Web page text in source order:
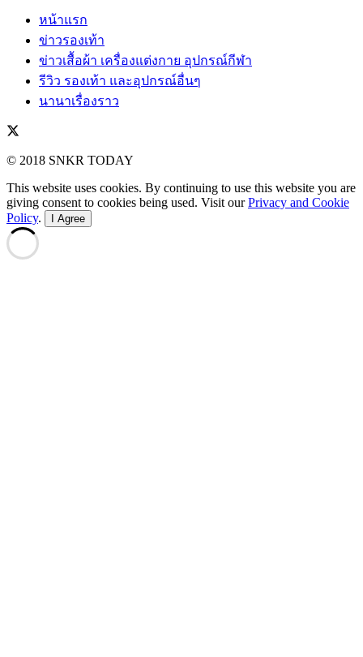
หน้าแรก
ข่าวรองเท้า
ข่าวเสื้อผ้า เครื่องแต่งกาย อุปกรณ์กีฬา
รีวิว รองเท้า และอุปกรณ์อื่นๆ
นานาเรื่องราว
© 2018 SNKR TODAY
This website uses cookies. By continuing to use this website you are
giving consent to cookies being used. Visit ourPrivacy and Cookie
Policy. I Agree